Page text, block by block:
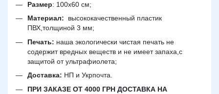
Размер: 100х60 см;
Материал:
высококачественный пластик
ПВХ,толщиной 3 мм;
Печать: наша экологически чистая печать не
содержит вредных веществ и не имеет запаха,с
защитой от ультрафиолета;
Доставка: НП и Укрпочта.
ПРИ ЗАКАЗЕ ОТ 4000 ГРН ДОСТАВКА НА